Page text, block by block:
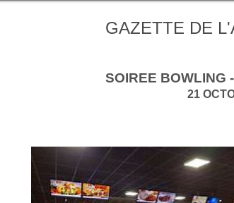
GAZETTE DE
SOIREE BOWLING
21